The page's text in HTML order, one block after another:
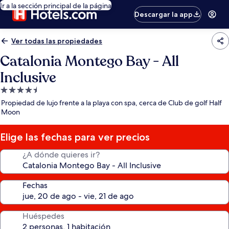
Ir a la sección principal de la página
Descargar la app
Ver todas las propiedades
Catalonia Montego Bay - All
Inclusive
Propiedad
de
4.5
estrellas
Propiedad de lujo frente a la playa con spa, cerca de Club de golf Half
Moon
Elige las fechas para ver precios
¿A dónde quieres ir?
Fechas
Huéspedes